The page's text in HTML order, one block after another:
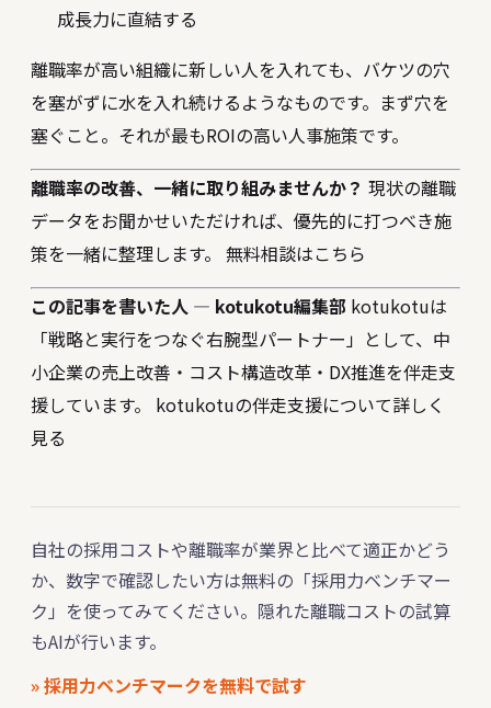
成長力に直結する
離職率が高い組織に新しい人を入れても、バケツの穴
を塞がずに水を入れ続けるようなものです。まず穴を
塞ぐこと。それが最もROIの高い人事施策です。
離職率の改善、一緒に取り組みませんか？ 現状の離職
データをお聞かせいただければ、優先的に打つべき施
策を一緒に整理します。 無料相談はこちら
この記事を書いた人 — kotukotu編集部 kotukotuは
「戦略と実行をつなぐ右腕型パートナー」として、中
小企業の売上改善・コスト構造改革・DX推進を伴走支
援しています。 kotukotuの伴走支援について詳しく
見る
自社の採用コストや離職率が業界と比べて適正かどう
か、数字で確認したい方は無料の「採用力ベンチマー
ク」を使ってみてください。隠れた離職コストの試算
もAIが行います。
» 採用力ベンチマークを無料で試す